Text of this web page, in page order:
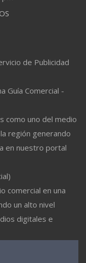
de Publicidad
Guía Comercial -
como uno del medio
región generando
en nuestro portal
comercial en una
un alto nivel
digitales e